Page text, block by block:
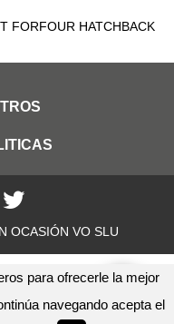
para ofrecerle la mejor
navegando acepta el
FORFOUR HATCHBACK
OCASIÓN VO SLU